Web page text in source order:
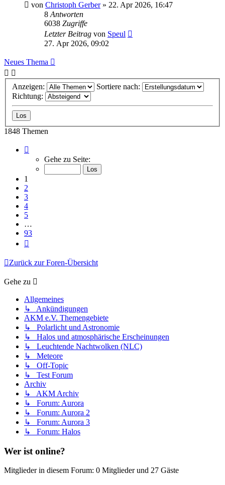
von Christoph Gerber» 22. Apr 2026, 16:47
8 Antworten
6038 Zugriffe
Letzter Beitrag von Speul
27. Apr 2026, 09:02
Neues Thema
Anzeigen:
Sortiere nach:
Richtung:
1848 Themen
von
Gehe zu Seite:
1
2
3
4
5
…
93
Zurück zur Foren-Übersicht
Gehe zu
Allgemeines
↳ Ankündigungen
AKM e.V. Themengebiete
↳ Polarlicht und Astronomie
↳ Halos und atmosphärische Erscheinungen
↳ Leuchtende Nachtwolken (NLC)
↳ Meteore
↳ Off-Topic
↳ Test Forum
Archiv
↳ AKM Archiv
↳ Forum: Aurora
↳ Forum: Aurora 2
↳ Forum: Aurora 3
↳ Forum: Halos
Wer ist online?
Mitglieder in diesem Forum: 0 Mitglieder und 27 Gäste